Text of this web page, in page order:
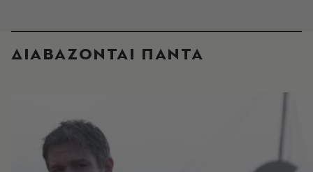
ΔΙΑΒΑΖΟΝΤΑΙ ΠΑΝΤΑ